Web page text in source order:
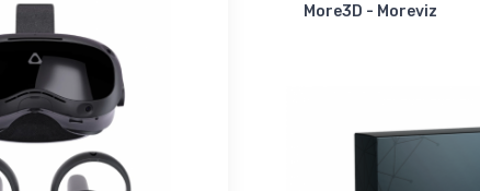
More3D - Moreviz